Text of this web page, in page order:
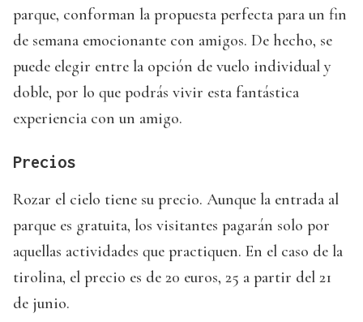
parque, conforman la propuesta perfecta para un fin
de semana emocionante con amigos. De hecho, se
puede elegir entre la opción de vuelo individual y
doble, por lo que podrás vivir esta fantástica
experiencia con un amigo.
Precios
Rozar el cielo tiene su precio. Aunque la entrada al
parque es gratuita, los visitantes pagarán solo por
aquellas actividades que practiquen. En el caso de la
tirolina, el precio es de 20 euros, 25 a partir del 21
de junio.